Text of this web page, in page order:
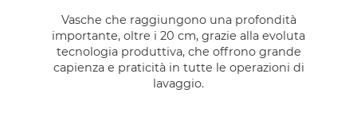
Vasche che raggiungono una profondità
importante, oltre i 20 cm, grazie alla evoluta
tecnologia produttiva, che offrono grande
capienza e praticità in tutte le operazioni di
lavaggio.